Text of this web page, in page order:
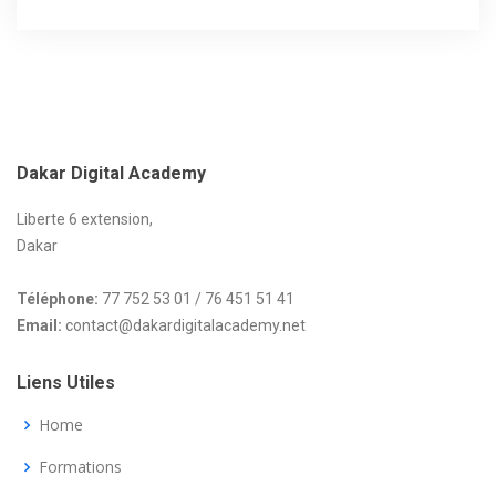
Dakar Digital Academy
Liberte 6 extension,
Dakar
Téléphone: 77 752 53 01 / 76 451 51 41
Email: contact@dakardigitalacademy.net
Liens Utiles
Home
Formations